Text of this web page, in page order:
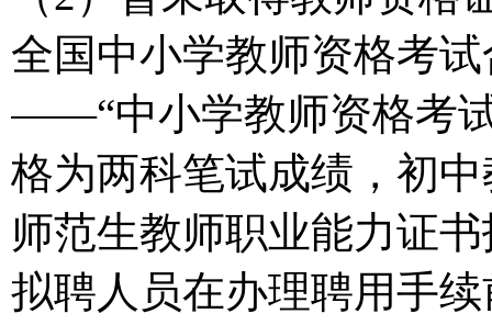
全国中小学教师资格考
——“中小学教师资格考
格为两科笔试成绩，初
师范生教师职业能力证
拟聘人员在办理聘用手